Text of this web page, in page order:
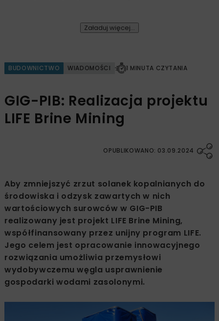
Załaduj więcej...
BUDOWNICTWO WIADOMOŚCI 1 MINUTA CZYTANIA
GIG-PIB: Realizacja projektu
LIFE Brine Mining
OPUBLIKOWANO: 03.09.2024
Aby zmniejszyć zrzut solanek kopalnianych do
środowiska i odzysk zawartych w nich
wartościowych surowców w GIG-PIB
realizowany jest projekt LIFE Brine Mining,
współfinansowany przez unijny program LIFE.
Jego celem jest opracowanie innowacyjnego
rozwiązania umożliwia przemysłowi
wydobywczemu węgla usprawnienie
gospodarki wodami zasolonymi.